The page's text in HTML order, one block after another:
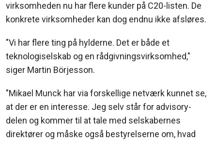
virksomheden nu har flere kunder på C20-listen. De
konkrete virksomheder kan dog endnu ikke afsløres.
"Vi har flere ting på hylderne. Det er både et
teknologiselskab og en rådgivningsvirksomhed,"
siger Martin Börjesson.
"Mikael Munck har via forskellige netværk kunnet se,
at der er en interesse. Jeg selv står for advisory-
delen og kommer til at tale med selskabernes
direktører og måske også bestyrelserne om, hvad